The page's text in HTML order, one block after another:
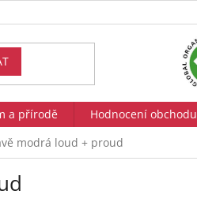
a přírodě Hodnocení obchodu
modrá loud + proud